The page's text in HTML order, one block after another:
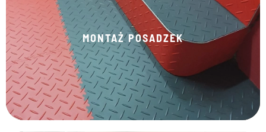
MONTAŻ POSADZEK
KLIKNIJ TUTAJ